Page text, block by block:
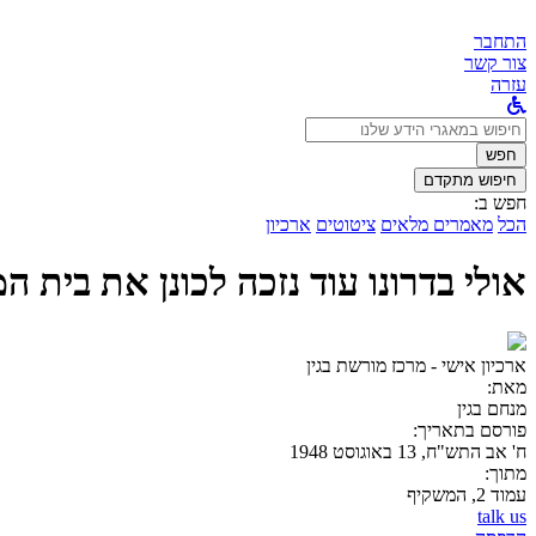
התחבר
צור קשר
עזרה
לחפש
ב:חפש
חיפוש מתקדם
חפש ב:
הכל מאמרים מלאים ציטוטים ארכיון
אולי בדרונו עוד נזכה לכונן את בית
ארכיון אישי - מרכז מורשת בגין
מאת:
מנחם בגין
פורסם בתאריך:
ח' אב התש"ח, 13 באוגוסט 1948
מתוך:
עמוד 2, המשקיף
talk us